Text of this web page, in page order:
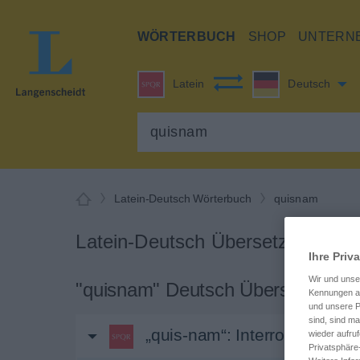
WÖRTERBUCH SHOP
Latein Deutsch
Latein-Deutsch Wörterbuch quisnam
Latein-Deutsch Übersetzung für
"quisnam" Deutsch Übersetzung
„quis-nam“:
Ihre
Wir und
Kennungen
und unsere
sind, sind
wieder